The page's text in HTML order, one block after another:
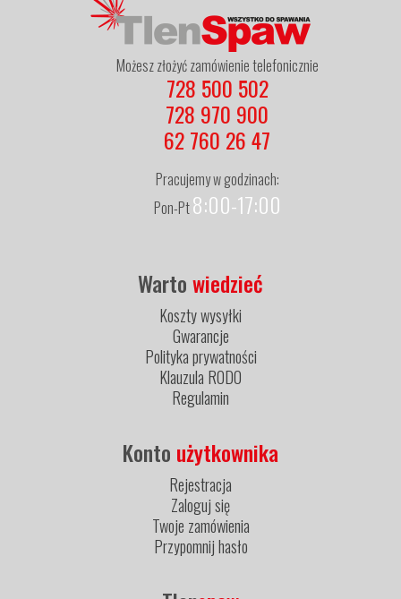
Możesz złożyć zamówienie telefonicznie
728 500 502
728 970 900
62 760 26 47
Pracujemy w godzinach:
Pon-Pt8:00-17:00
Wartowiedzieć
Koszty wysyłki
Gwarancje
Polityka prywatności
Klauzula RODO
Regulamin
Konto użytkownika
Rejestracja
Zaloguj się
Twoje zamówienia
Przypomnij hasło